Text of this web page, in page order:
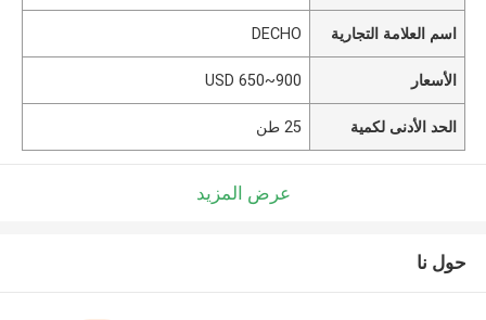
اسم العلامة التجارية DECHO
الأسعار USD 650~900
الحد الأدنى لكمية 25 طن
عرض المزيد
حول نا